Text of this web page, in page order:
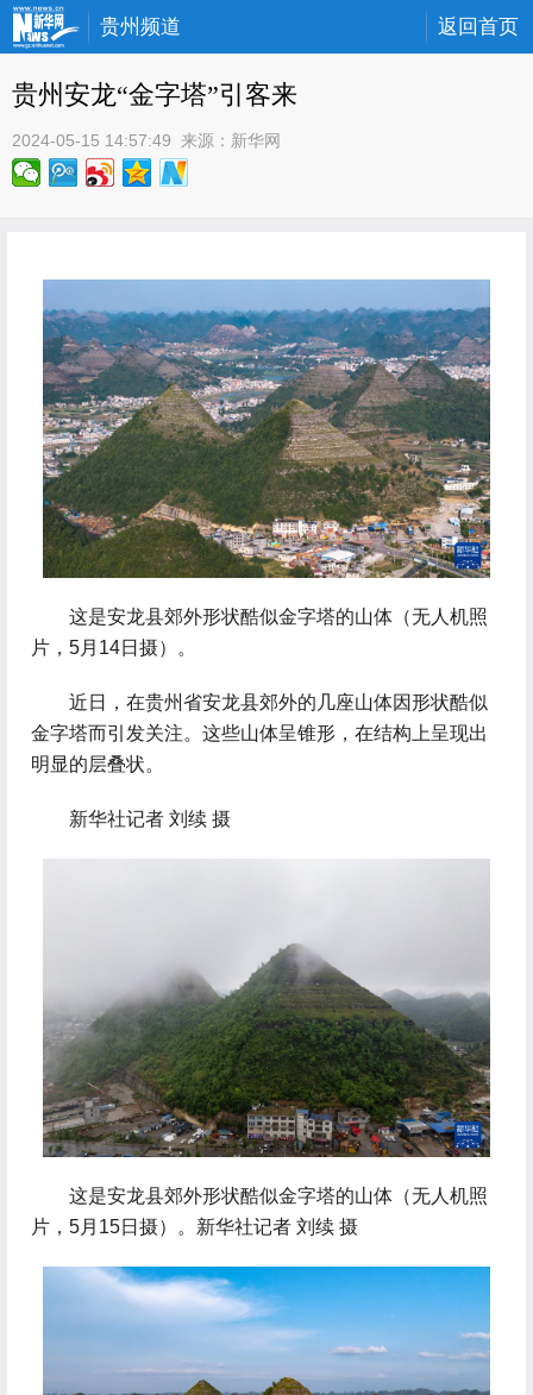
贵州频道 返回首页
贵州安龙“金字塔”引客来
2024-05-15 14:57:49 来源： 新华网
这是安龙县郊外形状酷似金字塔的山体（无人机照
片，5月14日摄）。
近日，在贵州省安龙县郊外的几座山体因形状酷似
金字塔而引发关注。这些山体呈锥形，在结构上呈现出
明显的层叠状。
新华社记者 刘续 摄
这是安龙县郊外形状酷似金字塔的山体（无人机照
片，5月15日摄）。新华社记者 刘续 摄